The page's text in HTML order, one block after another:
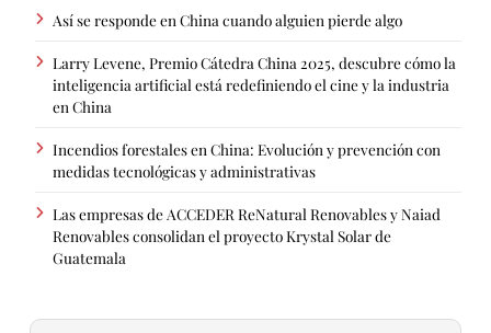
Así se responde en China cuando alguien pierde algo
Larry Levene, Premio Cátedra China 2025, descubre cómo la
inteligencia artificial está redefiniendo el cine y la industria
en China
Incendios forestales en China: Evolución y prevención con
medidas tecnológicas y administrativas
Las empresas de ACCEDER ReNatural Renovables y Naiad
Renovables consolidan el proyecto Krystal Solar de
Guatemala